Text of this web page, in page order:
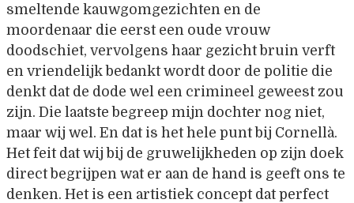
smeltende kauwgomgezichten en de
moordenaar die eerst een oude vrouw
doodschiet, vervolgens haar gezicht bruin verft
en vriendelijk bedankt wordt door de politie die
denkt dat de dode wel een crimineel geweest zou
zijn. Die laatste begreep mijn dochter nog niet,
maar wij wel. En dat is het hele punt bij Cornellà.
Het feit dat wij bij de gruwelijkheden op zijn doek
direct begrijpen wat er aan de hand is geeft ons te
denken. Het is een artistiek concept dat perfect